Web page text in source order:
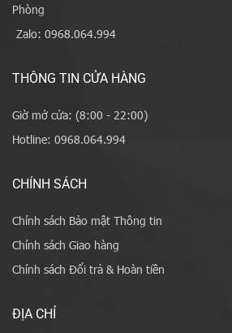
Phòng
Zalo: 0968.064.994
THÔNG TIN CỬA HÀNG
Giờ mở cửa: (8:00 - 22:00)
Hotline: 0968.064.994
CHÍNH SÁCH
Chính sách Bảo mật Thông tin
Chính sách Giao hàng
Chính sách Đổi trả & Hoàn tiền
ĐỊA CHỈ